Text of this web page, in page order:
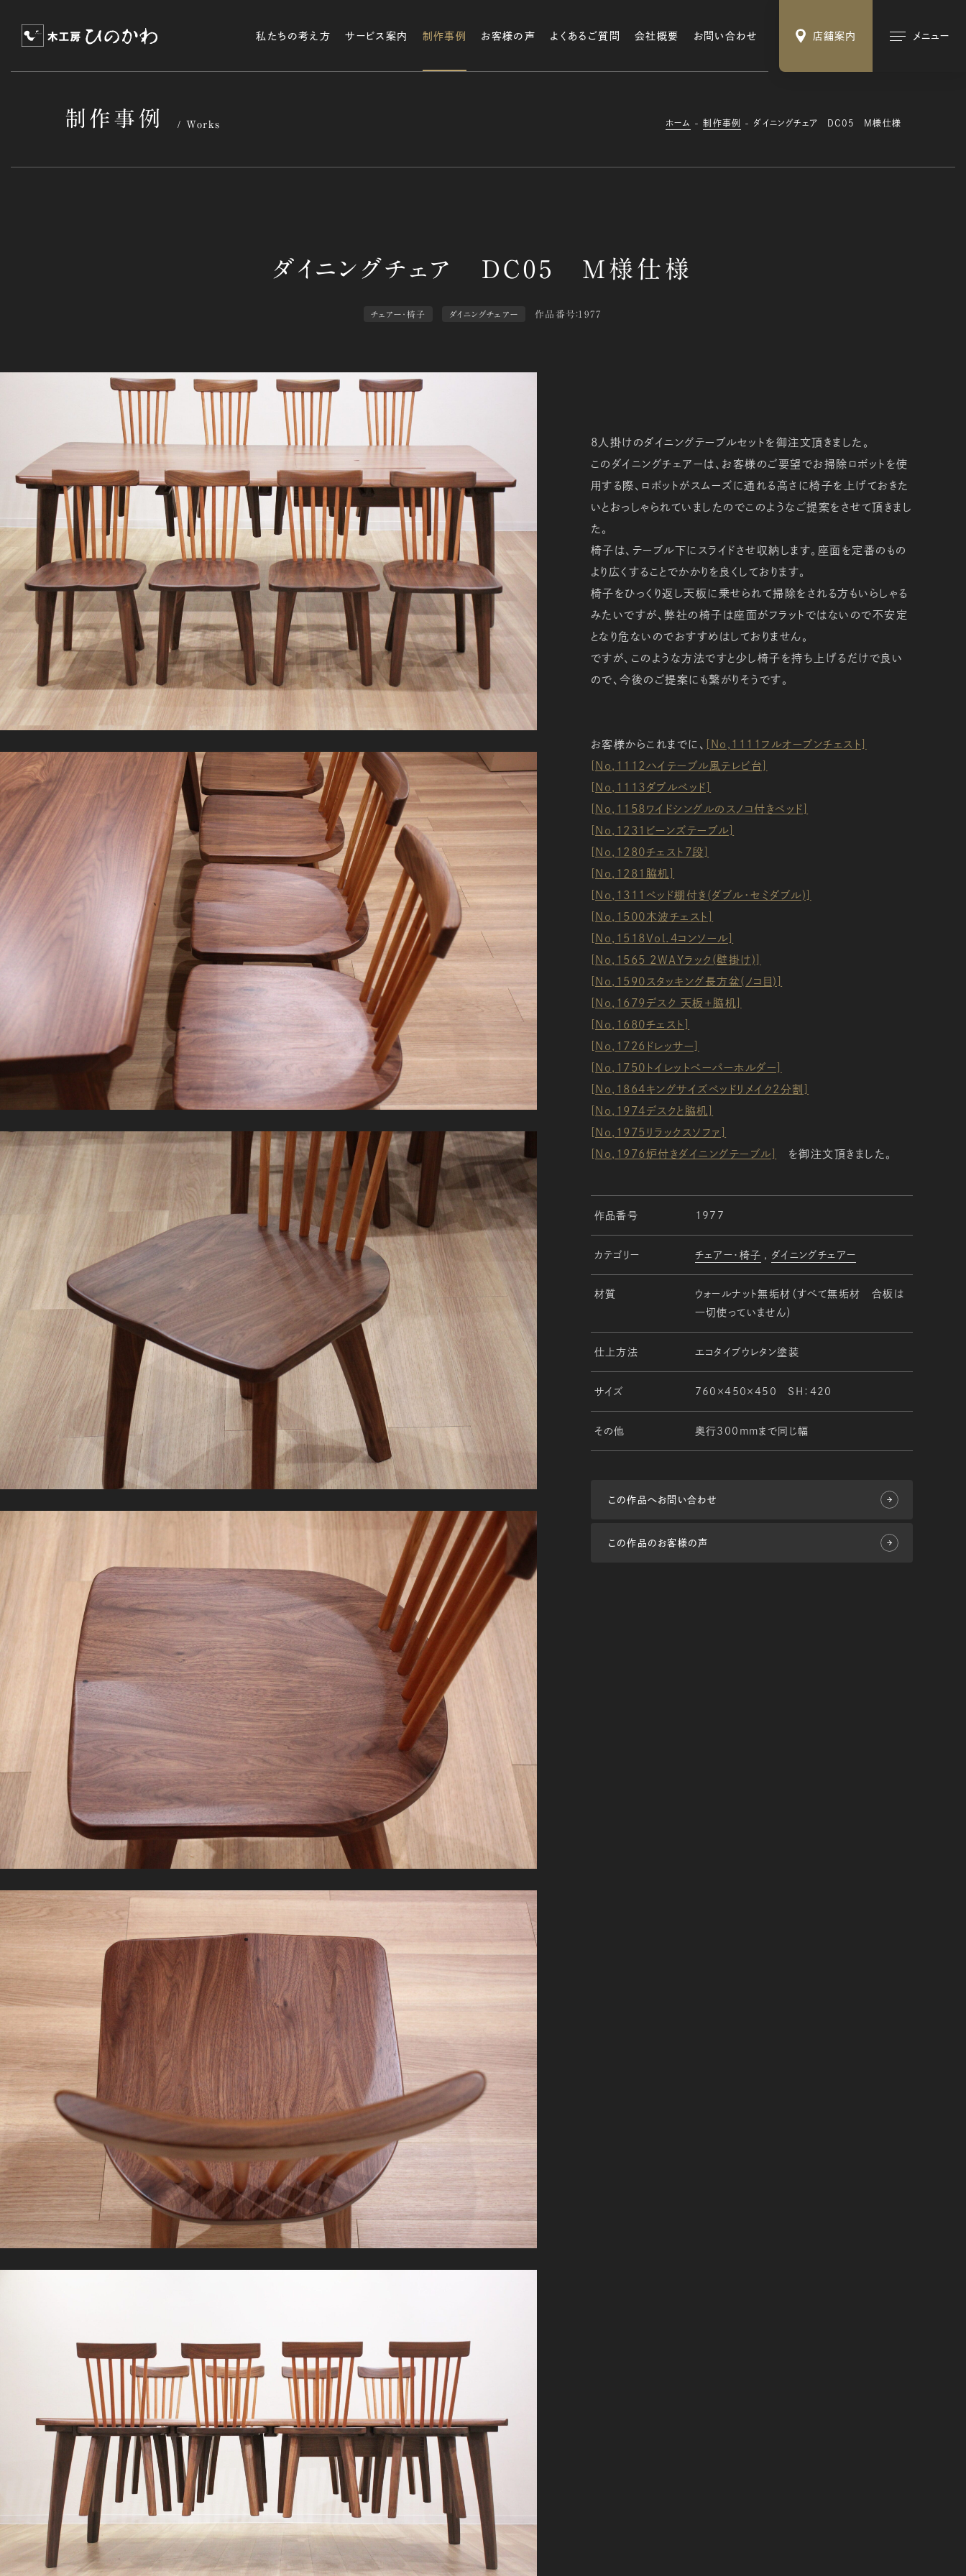
私たちの考え方 サービス案内 制作事例 お客様の声 よくあるご質問 会社概要 お問い合わせ 店舗案内 メニュー
制作事例 Works ホーム 制作事例 ダイニングチェア DC05 M様仕様
チェアー・椅子 ダイニングチェアー 作品番号：1977
8人掛けのダイニングテーブルセットを御注文頂きました。
このダイニングチェアーは、お客様のご要望でお掃除ロボットを使
用する際、ロボットがスムーズに通れる高さに椅子を上げておきた
いとおっしゃられていましたのでこのようなご提案をさせて頂きまし
た。
椅子は、テーブル下にスライドさせ収納します。座面を定番のもの
より広くすることでかかりを良くしております。
椅子をひっくり返し天板に乗せられて掃除をされる方もいらしゃる
みたいですが、弊社の椅子は座面がフラットではないので不安定
となり危ないのでおすすめはしておりません。
ですが、このような方法ですと少し椅子を持ち上げるだけで良い
ので、今後のご提案にも繋がりそうです。
お客様からこれまでに、 [No,1111フルオープンチェスト]
[No,1112ハイテーブル風テレビ台]
[No,1113ダブルベッド]
[No,1158ワイドシングルのスノコ付きベッド]
[No,1231ビーンズテーブル]
[No,1280チェスト7段]
[No,1281脇机]
[No,1311ベッド棚付き(ダブル・セミダブル)]
[No,1500木波チェスト]
[No,1518Vol.4コンソール]
[No,1565 2WAYラック(壁掛け)]
[No,1590スタッキング長方盆(ノコ目)]
[No,1679デスク 天板＋脇机]
[No,1680チェスト]
[No,1726ドレッサー]
[No,1750トイレットペーパーホルダー]
[No,1864キングサイズベッドリメイク2分割]
[No,1974デスクと脇机]
[No,1975リラックスソファ]
[No,1976炉付きダイニングテーブル] を御注文頂きました。
作品番号 1977
カテゴリー チェアー・椅子 ダイニングチェアー
材質 ウォールナット無垢材（すべて無垢材 合板は
一切使っていません）
仕上方法 エコタイプウレタン塗装
サイズ 760×450×450 SH：420
その他 奥行300mmまで同じ幅
この作品へお問い合わせ
この作品のお客様の声